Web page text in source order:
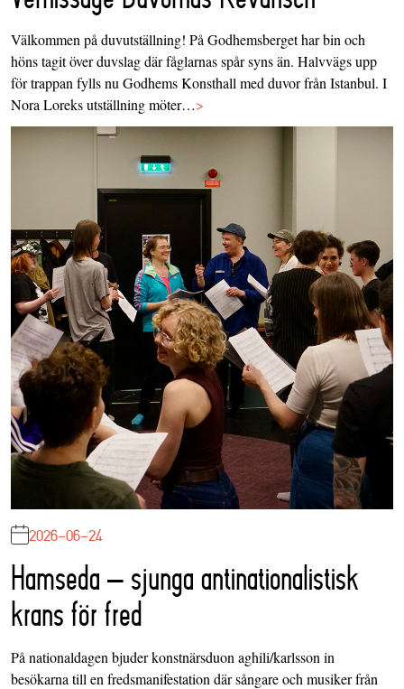
Välkommen på duvutställning! På Godhemsberget har bin och
höns tagit över duvslag där fåglarnas spår syns än. Halvvägs upp
för trappan fylls nu Godhems Konsthall med duvor från Istanbul. I
Nora Loreks utställning möter…>
2026-06-24
Hamseda – sjunga antinationalistisk
krans för fred
På nationaldagen bjuder konstnärsduon aghili/karlsson in
besökarna till en fredsmanifestation där sångare och musiker från